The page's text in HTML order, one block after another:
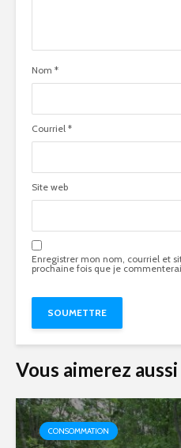
Nom *
Courriel *
Site web
Enregistrer mon nom, courriel et
prochaine fois que je
Vous aimerez aussi
CONSOMMATION